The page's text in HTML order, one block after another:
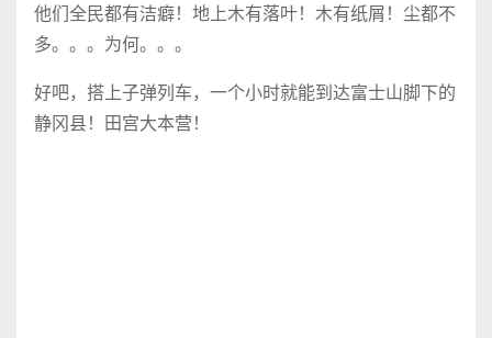
他们全民都有洁癖！地上木有落叶！木有纸屑！尘都不
多。。。为何。。。
好吧，搭上子弹列车，一个小时就能到达富士山脚下的
静冈县！田宫大本营！